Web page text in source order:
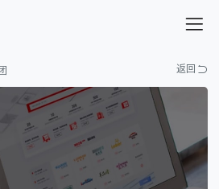
# 易企查
返回